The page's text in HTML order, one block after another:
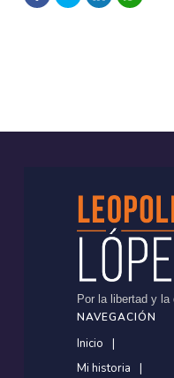
Por la libertad y la
NAVEGACIÓN
Inicio
Mi historia